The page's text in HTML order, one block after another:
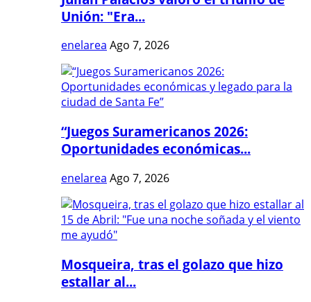
Unión: "Era...
enelarea Ago 7, 2026
“Juegos Suramericanos 2026:
Oportunidades económicas...
enelarea Ago 7, 2026
Mosqueira, tras el golazo que hizo
estallar al...